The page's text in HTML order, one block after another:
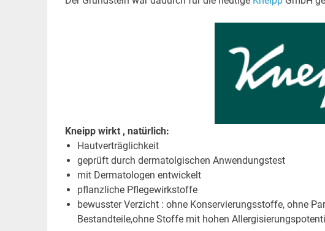
Kneipp wirkt , natürlich:
Hautverträglichkeit
geprüft durch dermatolgischen Anwendungstest
mit Dermatologen entwickelt
pflanzliche Pflegewirkstoffe
bewusster Verzicht : ohne Konservierungsstoffe, ohne
Bestandteile,ohne Stoffe mit hohen